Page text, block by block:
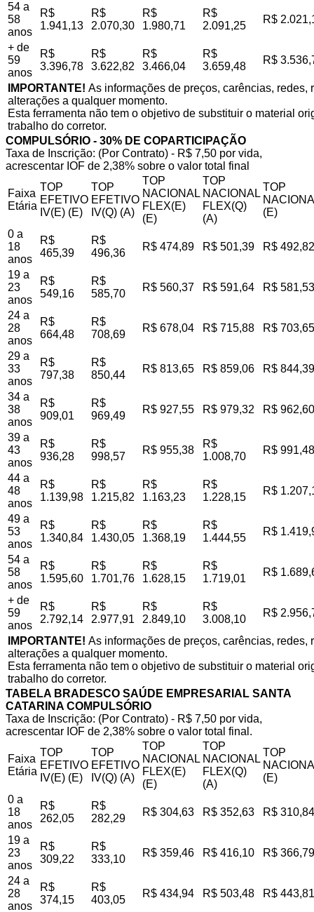
54 a
58
anos
R$
1.941,13
R$
2.070,30
R$
1.980,71
R$
2.091,25
R$
+ de
59
anos
R$
3.396,78
R$
3.622,82
R$
3.466,04
R$
3.659,48
R$
IMPORTANTE! As informações de preços, carências,
alterações a qualquer momento.
Esta ferramenta não tem o objetivo de substituir o material
trabalho do corretor.
COMPULSÓRIO - 30% DE COPARTICIPAÇÃO
Taxa de Inscrição: (Por Contrato) - R$ 7,50 por vida,
acrescentar IOF de 2,38% sobre o valor total final
Faixa
Etária
TOP
EFETIVO
IV(E) (E)
TOP
EFETIVO
IV(Q) (A)
TOP
NACIONAL
FLEX(E)
(E)
TOP
NACIONAL
FLEX(Q)
(A)
TOP
(E)
0 a
18
anos
R$
465,39
R$
496,36
R$ 474,89 R$ 501,39 R$ 492,82
19 a
23
anos
R$
549,16
R$
585,70
R$ 560,37 R$ 591,64 R$ 581,53
24 a
28
anos
R$
664,48
R$
708,69
R$ 678,04 R$ 715,88 R$ 703,65
29 a
33
anos
R$
797,38
R$
850,44
R$ 813,65 R$ 859,06 R$ 844,39
34 a
38
anos
R$
909,01
R$
969,49
R$ 927,55 R$ 979,32 R$ 962,60
39 a
43
anos
R$
936,28
R$
998,57
R$ 955,38
R$
1.008,70
R$ 991,48
44 a
48
anos
R$
1.139,98
R$
1.215,82
R$
1.163,23
R$
1.228,15
R$
49 a
53
anos
R$
1.340,84
R$
1.430,05
R$
1.368,19
R$
1.444,55
R$
54 a
58
anos
R$
1.595,60
R$
1.701,76
R$
1.628,15
R$
1.719,01
R$
+ de
59
anos
R$
2.792,14
R$
2.977,91
R$
2.849,10
R$
3.008,10
R$
IMPORTANTE! As informações de preços, carências,
alterações a qualquer momento.
Esta ferramenta não tem o objetivo de substituir o material
trabalho do corretor.
TABELA BRADESCO SAÚDE EMPRESARIAL SANTA
CATARINA COMPULSÓRIO
Taxa de Inscrição: (Por Contrato) - R$ 7,50 por vida,
acrescentar IOF de 2,38% sobre o valor total final.
Faixa
Etária
TOP
EFETIVO
IV(E) (E)
TOP
EFETIVO
IV(Q) (A)
TOP
NACIONAL
FLEX(E)
(E)
TOP
NACIONAL
FLEX(Q)
(A)
TOP
(E)
0 a
18
anos
R$
262,05
R$
282,29
R$ 304,63 R$ 352,63 R$ 310,84
19 a
23
anos
R$
309,22
R$
333,10
R$ 359,46 R$ 416,10 R$ 366,79
24 a
28
anos
R$
374,15
R$
403,05
R$ 434,94 R$ 503,48 R$ 443,81